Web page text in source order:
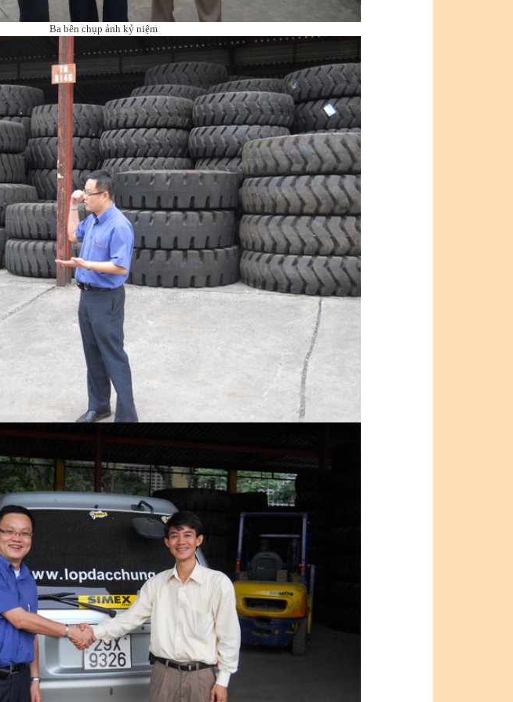
Ba bên chụp ảnh kỷ niệm